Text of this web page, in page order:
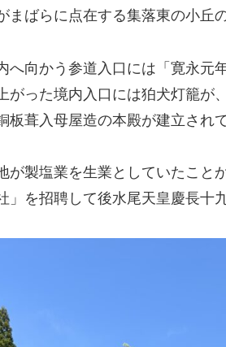
まばらに点在する集落東の小丘
へ向かう参道入口には「寛永元
がった境内入口には狛犬灯籠
板葺入母屋造の本殿が建立され
が製塩業を生業としていたこと
」を招聘して後水尾天皇慶長十